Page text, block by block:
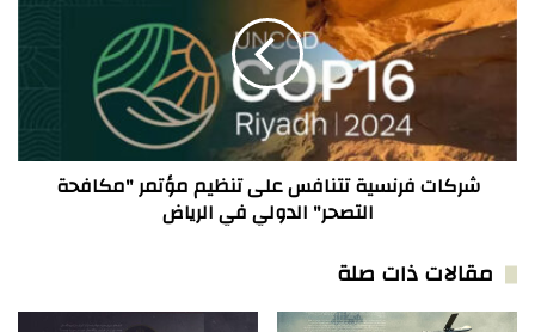
تتنافس
على
تنظيم
الدولي
شركات فرنسية تتنافس على تنظيم مؤتمر "مكافحة
التصحر" الدولي في الرياض
مقالات ذات صلة